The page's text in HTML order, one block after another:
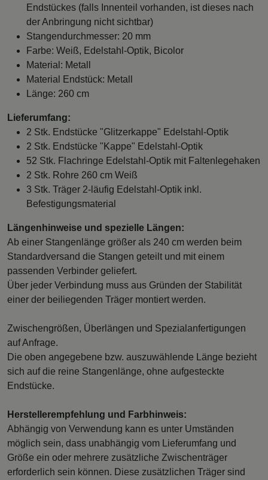
Endstückes (falls Innenteil vorhanden, ist dieses nach
der Anbringung nicht sichtbar)
Stangendurchmesser: 20 mm
Farbe: Weiß, Edelstahl-Optik, Bicolor
Material: Metall
Material Endstück: Metall
Länge: 260 cm
Lieferumfang:
2 Stk. Endstücke "Glitzerkappe" Edelstahl-Optik
2 Stk. Endstücke "Kappe" Edelstahl-Optik
52 Stk. Flachringe Edelstahl-Optik mit Faltenlegehaken
2 Stk. Rohre 260 cm Weiß
3 Stk. Träger 2-läufig Edelstahl-Optik inkl.
Befestigungsmaterial
Längenhinweise und spezielle Längen:
Ab einer Stangenlänge größer als 240 cm werden beim
Standardversand die Stangen geteilt und mit einem
passenden Verbinder geliefert.
Über jeder Verbindung muss aus Gründen der Stabilität
einer der beiliegenden Träger montiert werden.
Zwischengrößen, Überlängen und Spezialanfertigungen
auf Anfrage.
Die oben angegebene bzw. auszuwählende Länge bezieht
sich auf die reine Stangenlänge, ohne aufgesteckte
Endstücke.
Herstellerempfehlung und Farbhinweis:
Abhängig von Verwendung kann es unter Umständen
möglich sein, dass unabhängig vom Lieferumfang und
Größe ein oder mehrere zusätzliche Zwischenträger
erforderlich sein können. Diese zusätzlichen Träger sind